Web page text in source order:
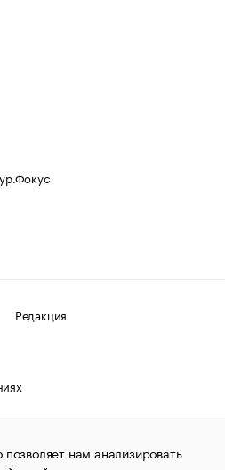
Редакция
О соблюдении авторских прав
1995–2026.Сообщения
нам анализировать